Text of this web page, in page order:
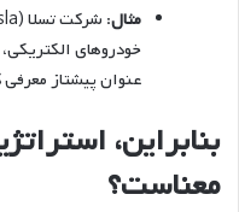
مثال
خودروهای
عنوان پیشتاز
بنابراین،
معناست؟